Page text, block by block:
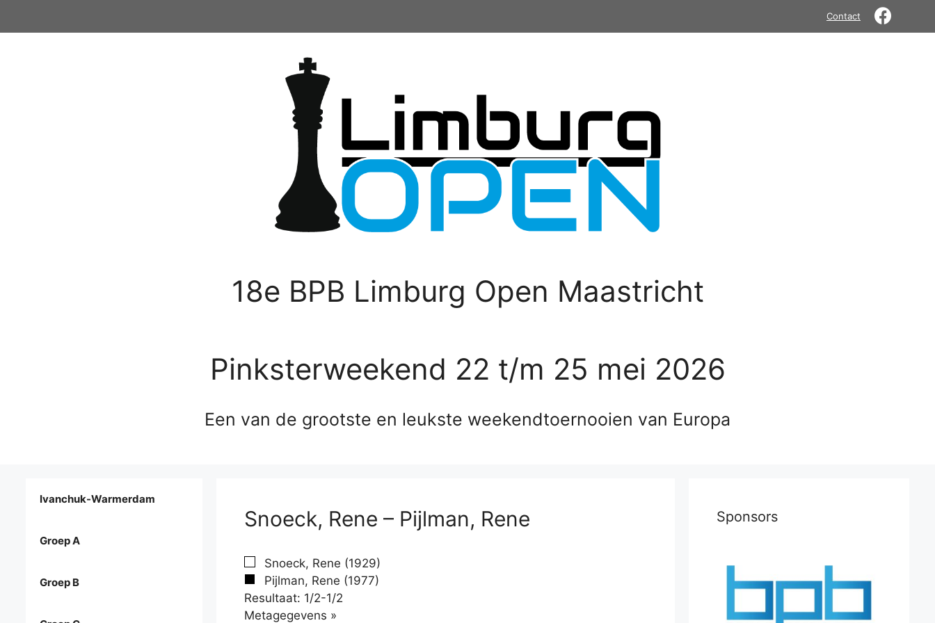
Contact
18e BPB Limburg Open Maastricht
Pinksterweekend 22 t/m 25 mei 2026
Een van de grootste en leukste weekendtoernooien van Europa
Snoeck, Rene – Pijlman, Rene
Snoeck, Rene (1929)
Pijlman, Rene (1977)
Resultaat: 1/2-1/2
Metagegevens »
Ivanchuk-Warmerdam
Groep A
Groep B
Sponsors